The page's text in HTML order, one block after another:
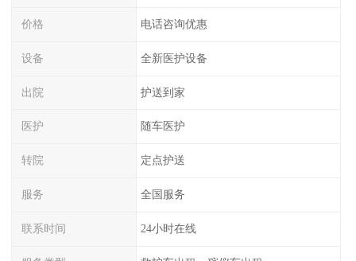
价格 电话咨询优惠
设备 全新医护设备
出院 护送到家
医护 随车医护
转院 定点护送
服务 全国服务
联系时间 24小时在线